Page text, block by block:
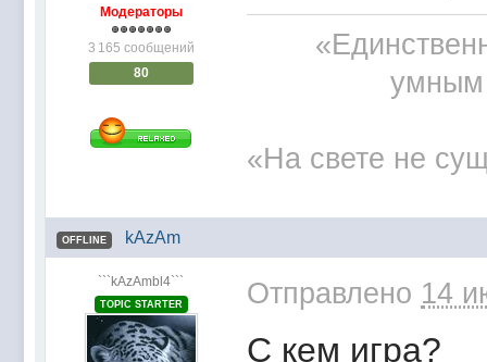
Модераторы
3 165 сообщений
80
умным
«На свете не
OFFLINE kAzAm
```kAzAmbl4```
TOPIC STARTER Отправлено 14
С кем игра?